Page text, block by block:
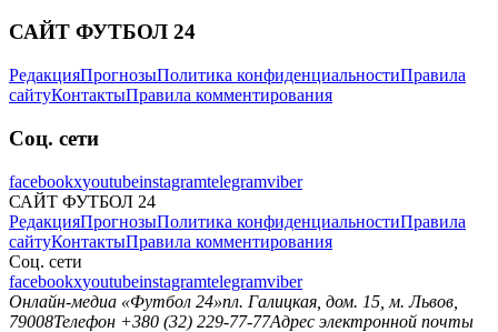
САЙТ ФУТБОЛ 24
РедакцияПрогнозыПолитика конфиденциальностиПравила
сайтуКонтактыПравила комментирования
Соц. сети
facebookxyoutubeinstagramtelegramviber
САЙТ ФУТБОЛ 24
РедакцияПрогнозыПолитика конфиденциальностиПравила
сайтуКонтактыПравила комментирования
Соц. сети
facebookxyoutubeinstagramtelegramviber
Онлайн-медиа «Футбол 24»пл. Галицкая, дом. 15, м. Львов,
79008Телефон +380 (32) 229-77-77Адрес электронной почты